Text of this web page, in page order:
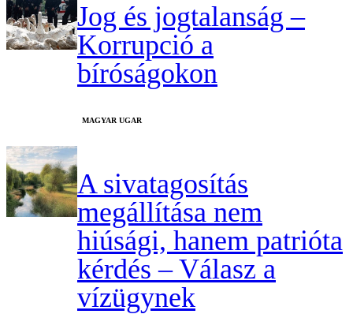
Jog és jogtalanság –
Korrupció a
bíróságokon
MAGYAR UGAR
A sivatagosítás
megállítása nem
hiúsági, hanem patrióta
kérdés – Válasz a
vízügynek